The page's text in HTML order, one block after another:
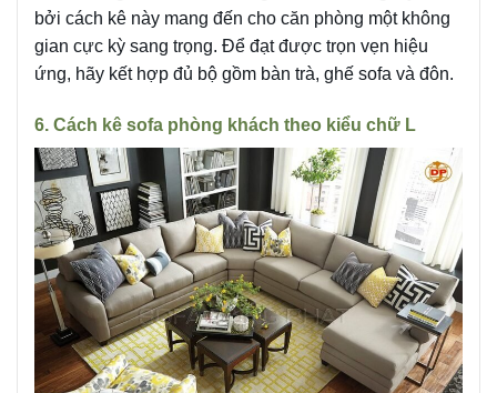
bởi cách kê này mang đến cho căn phòng một không
gian cực kỳ sang trọng. Để đạt được trọn vẹn hiệu
ứng, hãy kết hợp đủ bộ gồm bàn trà, ghế sofa và đôn.
6. Cách kê sofa phòng khách theo kiểu chữ L